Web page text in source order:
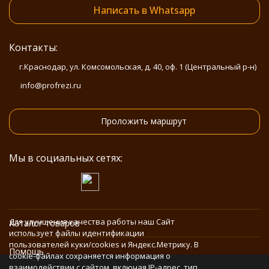
Написать в Whatsapp
Контакты:
г.Краснодар, ул. Комсомольская, д. 40, оф. 1 (Центральный р-н)
info@profrezi.ru
Проложить маршрут
Мы в социальных сетях:
Каталог товаров
Помощь
Для улучшения качества работы наш Сайт
использует файлы идентификации
пользователей куки/cookies и Яндекс.Метрику. В
cookie-файлах сохраняется информация о